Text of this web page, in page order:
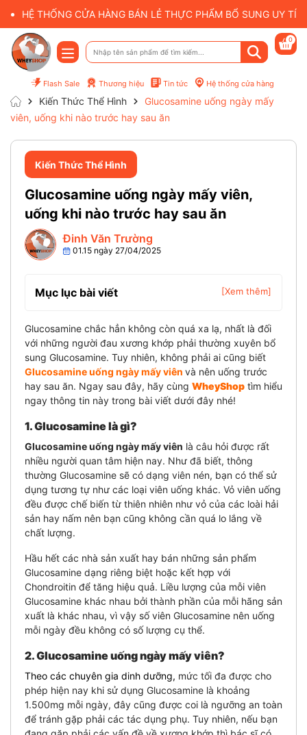
HỆ THỐNG CỬA HÀNG BÁN LẺ THỰC PHẨM BỔ SUNG UY
Flash Sale Thương hiệu Tin tức Hệ thống cửa hàng
0
Kiến Thức Thể Hình
Glucosamine uống ngày mấy
viên, uống khi nào trước hay sau ăn
Kiến Thức Thể Hình
Glucosamine uống ngày mấy viên,
uống khi nào trước hay sau ăn
Đinh Văn Trường
01.15 ngày 27/04/2025
Mục lục bài viết [Xem thêm]
Glucosamine chắc hẳn không còn quá xa lạ, nhất là đối
với những người đau xương khớp phải thường xuyên bổ
sung Glucosamine. Tuy nhiên, không phải ai cũng biết
Glucosamine uống ngày mấy viên và nên uống trước
hay sau ăn. Ngay sau đây, hãy cùng WheyShop tìm hiểu
ngay thông tin này trong bài viết dưới đây nhé!
1. Glucosamine là gì?
Glucosamine uống ngày mấy viên là câu hỏi được rất
nhiều người quan tâm hiện nay. Như đã biết, thông
thường Glucosamine sẽ có dạng viên nén, bạn có thể sử
dụng tương tự như các loại viên uống khác. Vỏ viên uống
đều được chế biến từ thiên nhiên như vỏ của các loài hải
sản hay nấm nên bạn cũng không cần quá lo lắng về
chất lượng.
Hầu hết các nhà sản xuất hay bán những sản phẩm
Glucosamine dạng riêng biệt hoặc kết hợp với
Chondroitin để tăng hiệu quả. Liều lượng của mỗi viên
Glucosamine khác nhau bởi thành phần của mỗi hãng sản
xuất là khác nhau, vì vậy số viên Glucosamine nên uống
mỗi ngày đều không có số lượng cụ thể.
2. Glucosamine uống ngày mấy viên?
Theo các chuyên gia dinh dưỡng, mức tối đa được cho
phép hiện nay khi sử dụng Glucosamine là khoảng
1.500mg mỗi ngày, đây cũng được coi là ngưỡng an toàn
để tránh gặp phải các tác dụng phụ. Tuy nhiên, nếu bạn